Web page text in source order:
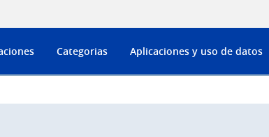
Categorias Aplicaciones y uso de datos